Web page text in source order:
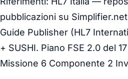
pubblicazioni su
Guide Publisher (HL7
+ SUSHI. Piano FSE 2.0 del
Missione 6 Componente 2